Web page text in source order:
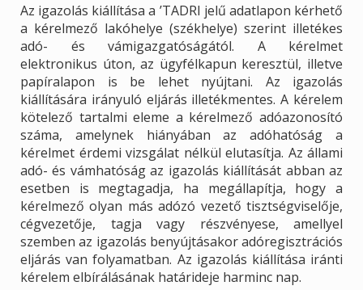
Az igazolás kiállítása a ’TADRI jelű adatlapon kérhető
a kérelmező lakóhelye (székhelye) szerint illetékes
adó- és vámigazgatóságától. A kérelmet
elektronikus úton, az ügyfélkapun keresztül, illetve
papíralapon is be lehet nyújtani. Az igazolás
kiállítására irányuló eljárás illetékmentes. A kérelem
kötelező tartalmi eleme a kérelmező adóazonosító
száma, amelynek hiányában az adóhatóság a
kérelmet érdemi vizsgálat nélkül elutasítja. Az állami
adó- és vámhatóság az igazolás kiállítását abban az
esetben is megtagadja, ha megállapítja, hogy a
kérelmező olyan más adózó vezető tisztségviselője,
cégvezetője, tagja vagy részvényese, amellyel
szemben az igazolás benyújtásakor adóregisztrációs
eljárás van folyamatban. Az igazolás kiállítása iránti
kérelem elbírálásának határideje harminc nap.